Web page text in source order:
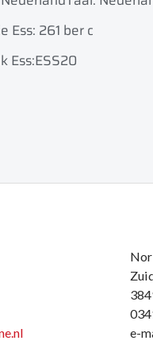
Ess: 261 ber c
Ess:ESS20
e-